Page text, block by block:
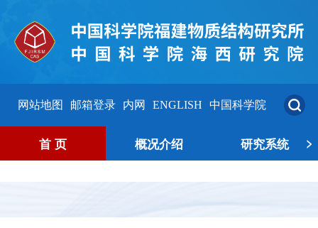
网站地图 邮箱登录 内网 ENGLISH 中国科学院
首 页 概况介绍 研究系统 >